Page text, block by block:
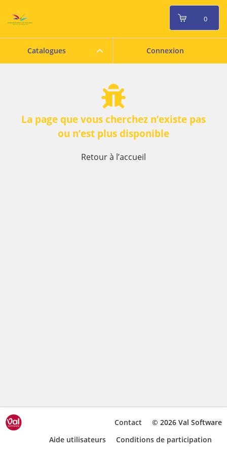
Catalogues Connexion
0
La page que vous cherchez n’existe pas
ou n’est plus disponible
Retour à l’accueil
© 2026 Val Software
Contact
Conditions de participation
Aide utilisateurs